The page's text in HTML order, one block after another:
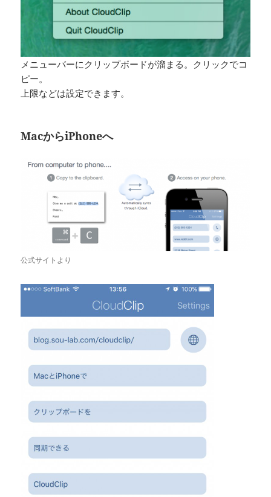
メニューバーにクリップボードが溜まる。クリックでコ
ピー。
上限などは設定できます。
MacからiPhoneへ
公式サイトより